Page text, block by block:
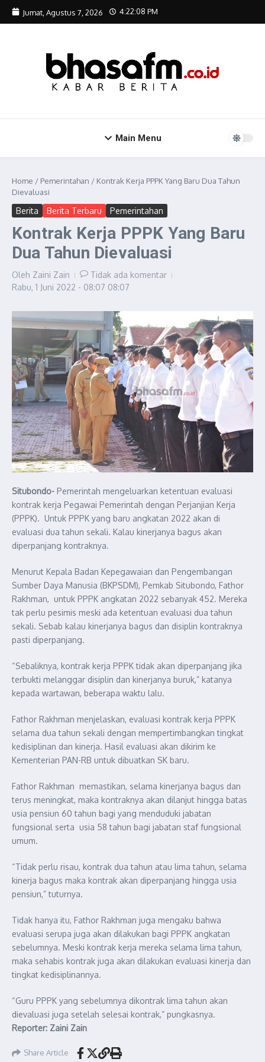
Lewati ke konten
Jumat, Agustus 7, 2026 4:22:09 PM
Main Menu
Home / Pemerintahan / Kontrak Kerja PPPK Yang Baru Dua Tahun
Dievaluasi
Berita Berita Terbaru Pemerintahan
Kontrak Kerja PPPK Yang Baru
Dua Tahun Dievaluasi
Oleh Zaini Zain
Tidak ada komentar
Rabu, 1 Juni 2022 - 08:07 08:07
Situbondo- Pemerintah mengeluarkan ketentuan evaluasi
kontrak kerja Pegawai Pemerintah dengan Perjanjian Kerja
(PPPK). Untuk PPPK yang baru angkatan 2022 akan di
evaluasi dua tahun sekali. Kalau kinerjanya bagus akan
diperpanjang kontraknya.
Menurut Kepala Badan Kepegawaian dan Pengembangan
Sumber Daya Manusia (BKPSDM), Pemkab Situbondo, Fathor
Rakhman, untuk PPPK angkatan 2022 sebanyak 452. Mereka
tak perlu pesimis meski ada ketentuan evaluasi dua tahun
sekali. Sebab kalau kinerjanya bagus dan disiplin kontraknya
pasti diperpanjang.
“Sebaliknya, kontrak kerja PPPK tidak akan diperpanjang jika
terbukti melanggar disiplin dan kinerjanya buruk,” katanya
kepada wartawan, beberapa waktu lalu.
Fathor Rakhman menjelaskan, evaluasi kontrak kerja PPPK
selama dua tahun sekali dengan mempertimbangkan tingkat
kedisiplinan dan kinerja. Hasil evaluasi akan dikirim ke
Kementerian PAN-RB untuk dibuatkan SK baru.
Fathor Rakhman memastikan, selama kinerjanya bagus dan
terus meningkat, maka kontraknya akan dilanjut hingga batas
usia pensiun 60 tahun bagi yang menduduki jabatan
fungsional serta usia 58 tahun bagi jabatan staf fungsional
umum.
“Tidak perlu risau, kontrak dua tahun atau lima tahun, selama
kinerja bagus maka kontrak akan diperpanjang hingga usia
pensiun,” tuturnya.
Tidak hanya itu, Fathor Rakhman juga mengaku bahwa
evaluasi serupa juga akan dilakukan bagi PPPK angkatan
sebelumnya. Meski kontrak kerja mereka selama lima tahun,
maka sehabis kontrak juga akan dilakukan evaluasi kinerja dan
tingkat kedisiplinannya.
“Guru PPPK yang sebelumnya dikontrak lima tahun akan
dievaluasi juga setelah selesai kontrak,” pungkasnya.
Reporter: Zaini Zain
Share Article